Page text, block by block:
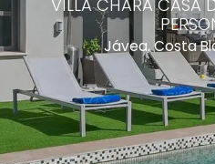
VILLA CHARA CASA
Jávea, Costa